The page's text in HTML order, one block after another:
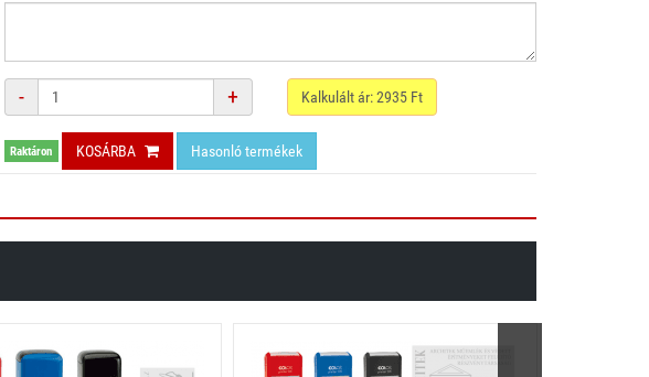
Mennyiség
- + Kalkulált ár:2935 Ft
Raktáron KOSÁRBA Hasonló termékek